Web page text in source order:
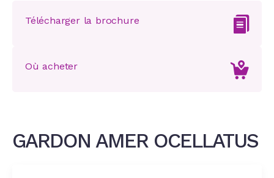
Télécharger la brochure
Où acheter
GARDON AMER OCELLATUS